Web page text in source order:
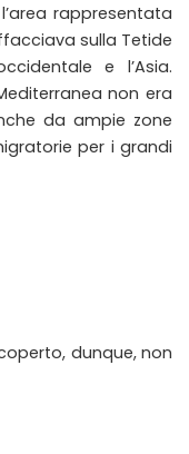
rappresentata
sulla Tetide
e l’Asia.
non era
da ampie zone
per i grandi
dunque, non